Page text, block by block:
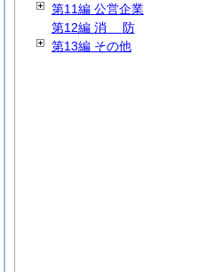
第11編 公営企業
第12編 消 防
第13編 その他